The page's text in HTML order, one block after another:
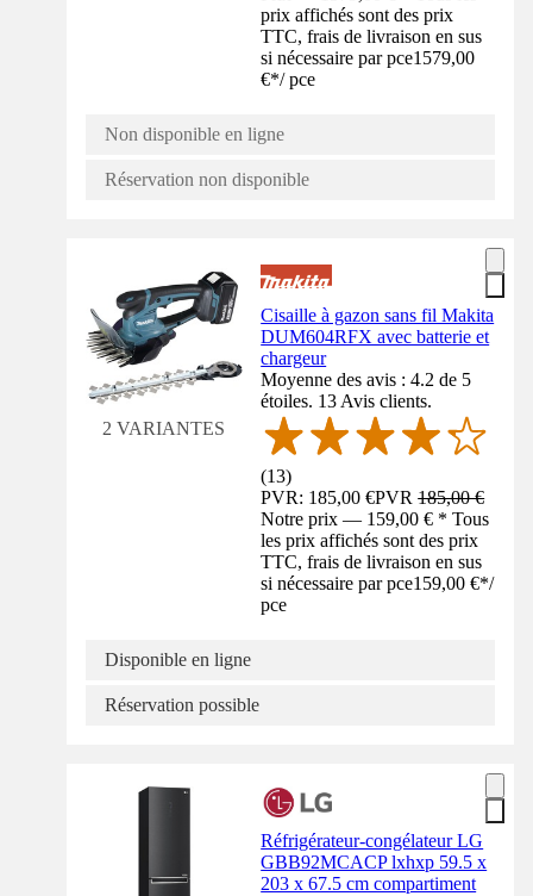
prix affichés sont des prix
TTC, frais de livraison en sus
si nécessaire par pce1579,00
€*/ pce
Non disponible en ligne
Réservation non disponible
2 VARIANTES
Cisaille à gazon sans fil Makita
DUM604RFX avec batterie et
chargeur
Moyenne des avis : 4.2 de 5
étoiles. 13 Avis clients.
(13)
PVR: 185,00 €PVR185,00 €
Notre prix — 159,00 € * Tous
les prix affichés sont des prix
TTC, frais de livraison en sus
si nécessaire par pce159,00 €*/
pce
Disponible en ligne
Réservation possible
Réfrigérateur-congélateur LG
GBB92MCACP lxhxp 59.5 x
203 x 67.5 cm compartiment